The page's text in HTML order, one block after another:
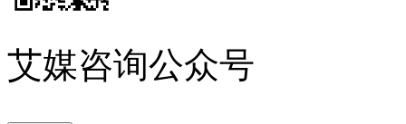
艾媒咨询公众号